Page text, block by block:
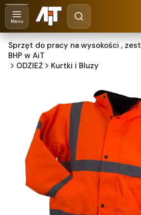
Otwórz
Szukaj
Sprzęt do pracy na wysokości ,
BHP w AiT
ODZIEŻ
Kurtki i Bluzy
Menu